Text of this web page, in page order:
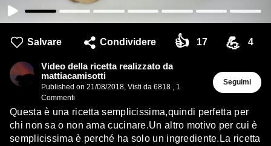
Salvare Condividere 👍 17 💪 4
Video della ricetta realizzato da
mattiacamisotti
Published on 21/08/2018, Visti da 6818 , 1
Commenti
Seguimi
Questa è una ricetta semplicissima,quindi perfetta per
chi non sa o non ama cucinare.Un altro motivo per cui è
semplicissima è perché ha solo un ingrediente.La ricetta